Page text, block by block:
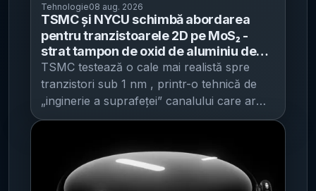
Tehnologie08 aug. 2026
TSMC și NYCU schimbă abordarea
pentru tranzistoarele 2D pe MoS₂ -
strat tampon de oxid de aluminiu de
0,42 nm pentru control mai bun al
curentului la dimensiuni sub-1 nm
TSMC testează o cale mai realistă spre
tranzistori sub 1 nm , printr-o tehnică de
„inginerie a suprafeței” canalului care ar
putea reduce rezistența și îmbunătăți
Wccftech . Miza este una operațională:
dacă metoda se dovedește scalabilă, ar
putea simplifica una dintre cele mai dificile